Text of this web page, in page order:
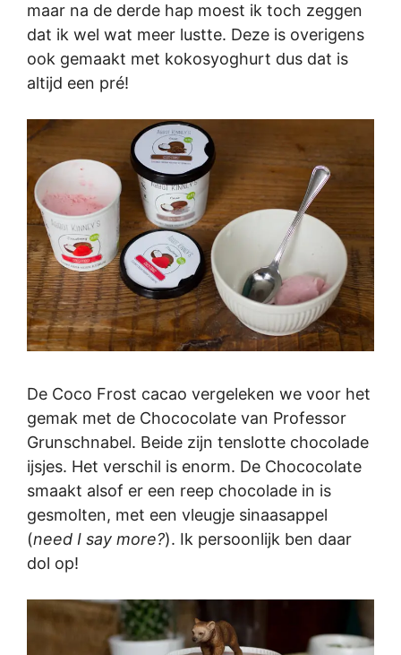
maar na de derde hap moest ik toch zeggen
dat ik wel wat meer lustte. Deze is overigens
ook gemaakt met kokosyoghurt dus dat is
altijd een pré!
De Coco Frost cacao vergeleken we voor het
gemak met de Chococolate van Professor
Grunschnabel. Beide zijn tenslotte chocolade
ijsjes. Het verschil is enorm. De Chococolate
smaakt alsof er een reep chocolade in is
gesmolten, met een vleugje sinaasappel
(need I say more?). Ik persoonlijk ben daar
dol op!